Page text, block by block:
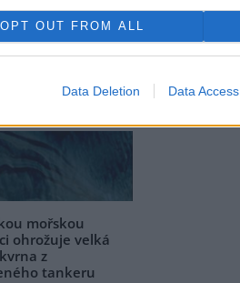
OPT OUT FROM ALL
Data Deletion Data Access
v horku ošetřují
ohrožení jsou
mořskou
ohrožuje velká
z
tankeru